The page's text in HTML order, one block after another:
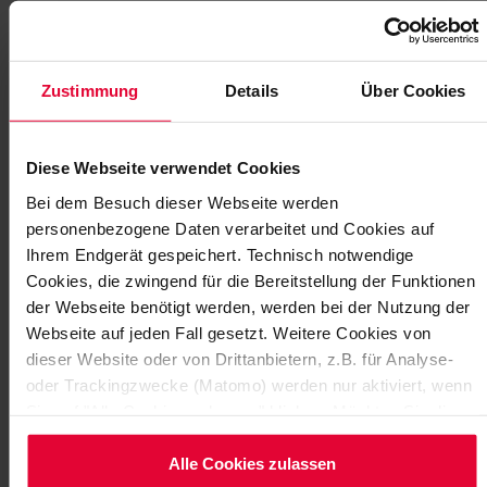
Zustimmung Details Über Cookies
Diese Webseite verwendet Cookies
Bei dem Besuch dieser Webseite werden
personenbezogene Daten verarbeitet und Cookies auf
Ihrem Endgerät gespeichert. Technisch notwendige
Cookies, die zwingend für die Bereitstellung der Funktionen
der Webseite benötigt werden, werden bei der Nutzung der
Webseite auf jeden Fall gesetzt. Weitere Cookies von
dieser Website oder von Drittanbietern, z.B. für Analyse-
oder Trackingzwecke (Matomo) werden nur aktiviert, wenn
nicht, klicken Sie bitte auf "Nur notwendige Cookies
verwenden". Mehr dazu (einschließlich der Möglichkeit, die
Alle Cookies zulassen